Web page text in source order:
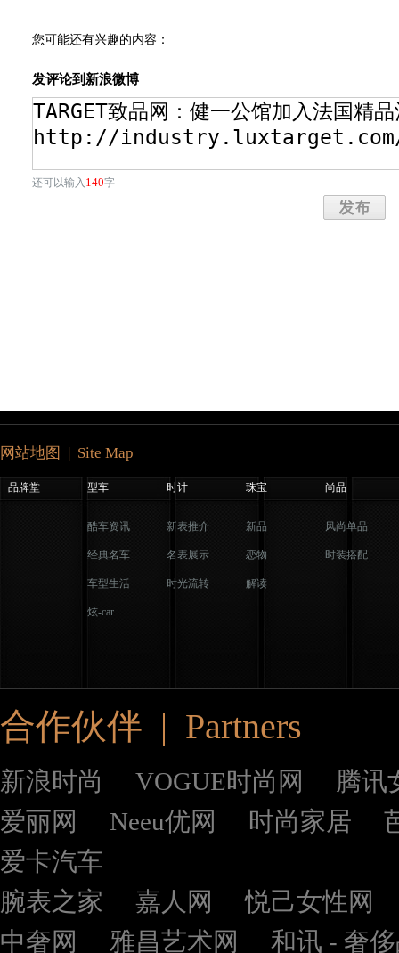
您可能还有兴趣的内容：
发评论到新浪微博
还可以输入 140字
网站地图 | Site Map
品牌堂 型车 时计 珠宝 尚品
酷车资讯
经典名车
车型生活
炫-car
新表推介
名表展示
时光流转
新品
恋物
解读
风尚单品
时装搭配
合作伙伴 | Partners
新浪时尚 VOGUE时尚网
腾讯
爱丽网
Neeu优网 时尚家居
爱卡汽车
腕表之家
嘉人网
悦己女性网
中奢网
雅昌艺术网 和讯 - 奢